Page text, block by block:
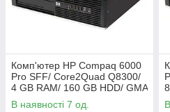
Комп'ютер HP Compaq 6000
Pro SFF/ Core2Quad Q8300/
4 GB RAM/ 160 GB HDD/ GMA
4500
В наявності 7 од.